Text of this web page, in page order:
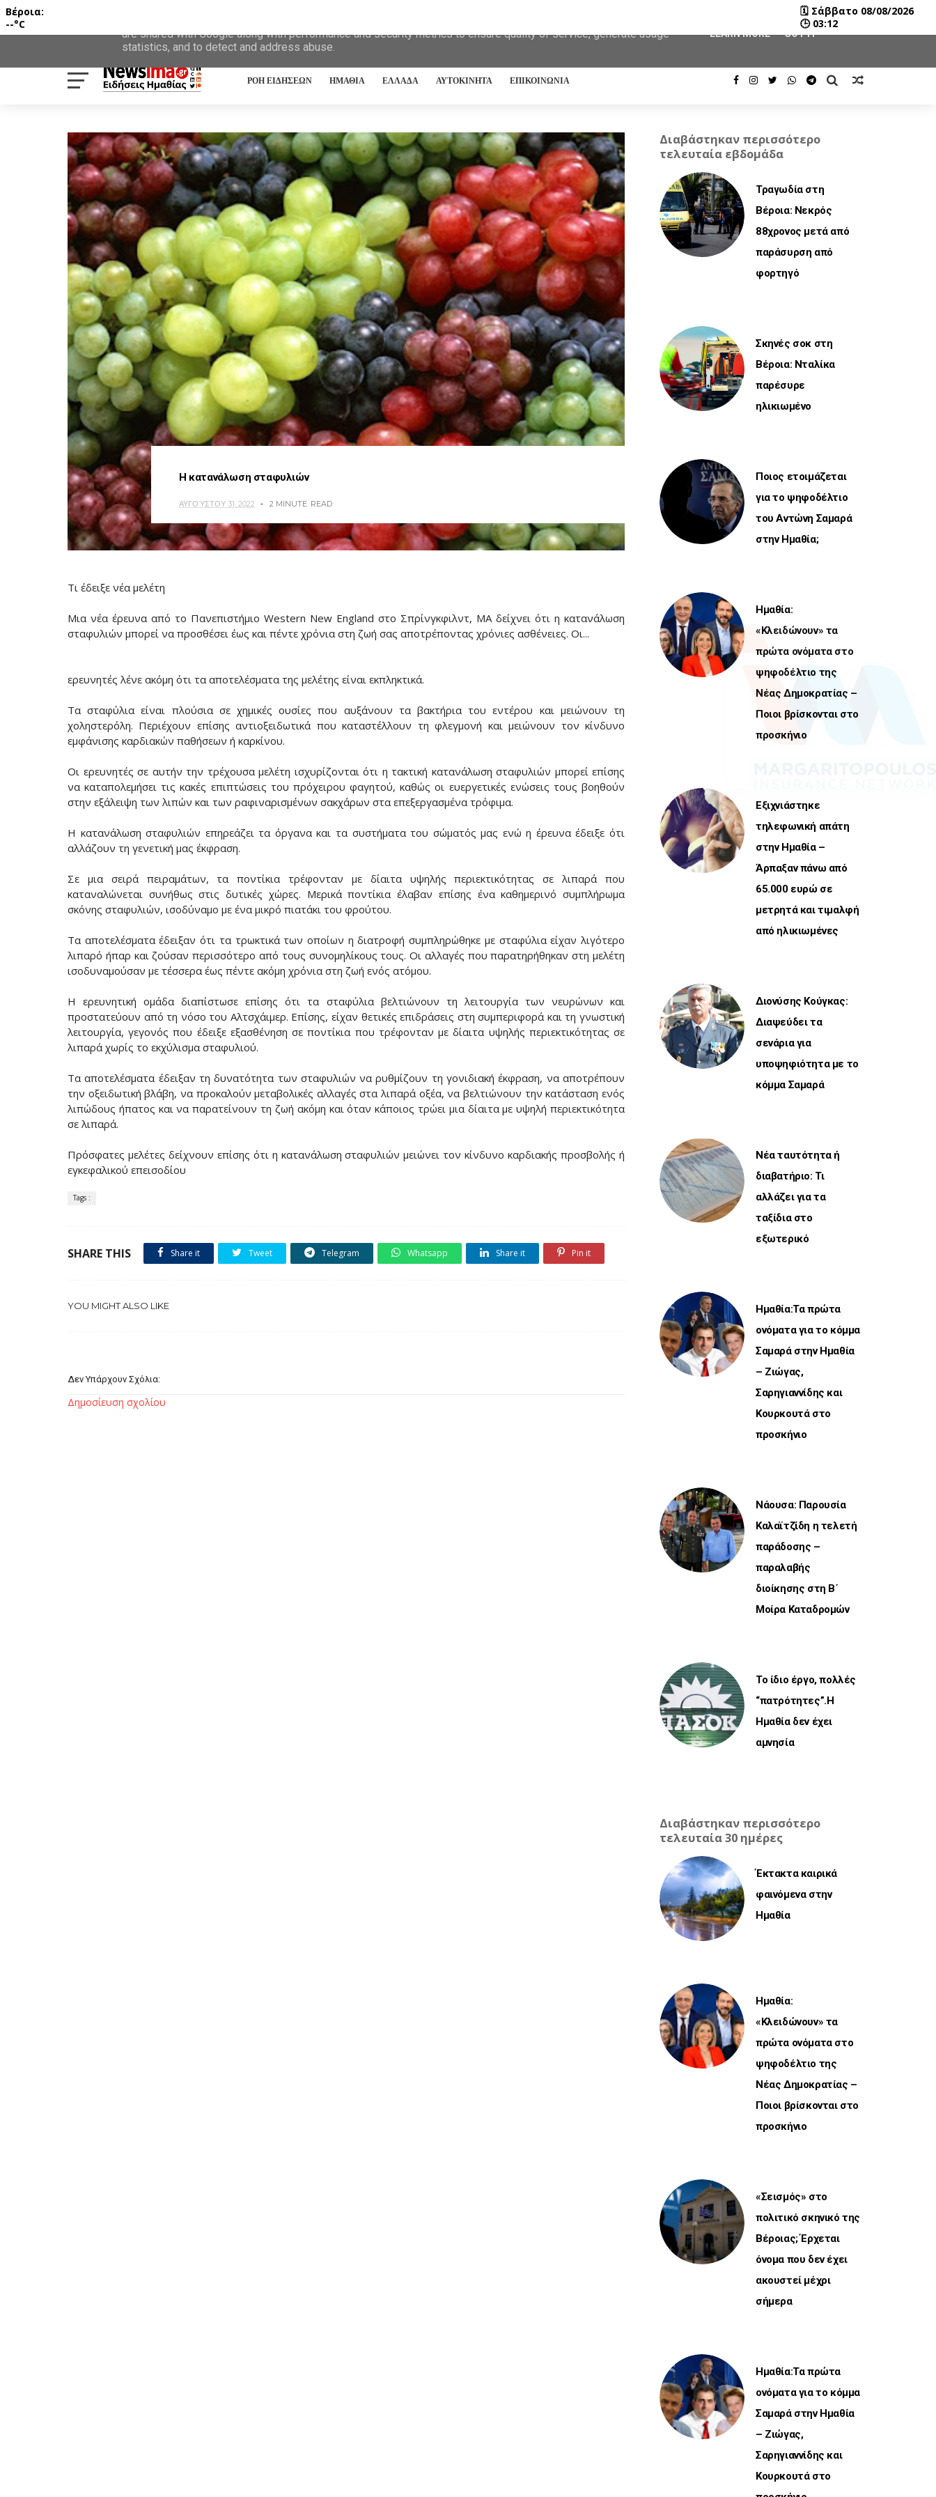
ΡΟΗ ΕΙΔΗΣΕΩΝ ΗΜΑΘΙΑ ΕΛΛΑΔΑ ΑΥΤΟΚΙΝΗΤΑ ΕΠΙΚΟΙΝΩΝΙΑ
Η κατανάλωση σταφυλιών
ΑΥΓΟΎΣΤΟΥ 31, 2022 2 MINUTE READ
Τι έδειξε νέα μελέτη
Μια νέα έρευνα από το Πανεπιστήμιο Western New England στο Σπρίνγκφιλντ, MA δείχνει ότι η κατανάλωση
σταφυλιών μπορεί να προσθέσει έως και πέντε χρόνια στη ζωή σας αποτρέποντας χρόνιες ασθένειες. Οι...
ερευνητές λένε ακόμη ότι τα αποτελέσματα της μελέτης είναι εκπληκτικά.
Τα σταφύλια είναι πλούσια σε χημικές ουσίες που αυξάνουν τα βακτήρια του εντέρου και μειώνουν τη
χοληστερόλη. Περιέχουν επίσης αντιοξειδωτικά που καταστέλλουν τη φλεγμονή και μειώνουν τον κίνδυνο
εμφάνισης καρδιακών παθήσεων ή καρκίνου.
Οι ερευνητές σε αυτήν την τρέχουσα μελέτη ισχυρίζονται ότι η τακτική κατανάλωση σταφυλιών μπορεί επίσης
να καταπολεμήσει τις κακές επιπτώσεις του πρόχειρου φαγητού, καθώς οι ευεργετικές ενώσεις τους βοηθούν
στην εξάλειψη των λιπών και των ραφιναρισμένων σακχάρων στα επεξεργασμένα τρόφιμα.
Η κατανάλωση σταφυλιών επηρεάζει τα όργανα και τα συστήματα του σώματός μας ενώ η έρευνα έδειξε ότι
αλλάζουν τη γενετική μας έκφραση.
Σε μια σειρά πειραμάτων, τα ποντίκια τρέφονταν με δίαιτα υψηλής περιεκτικότητας σε λιπαρά που
καταναλώνεται συνήθως στις δυτικές χώρες. Μερικά ποντίκια έλαβαν επίσης ένα καθημερινό συμπλήρωμα
σκόνης σταφυλιών, ισοδύναμο με ένα μικρό πιατάκι του φρούτου.
Τα αποτελέσματα έδειξαν ότι τα τρωκτικά των οποίων η διατροφή συμπληρώθηκε με σταφύλια είχαν λιγότερο
λιπαρό ήπαρ και ζούσαν περισσότερο από τους συνομηλίκους τους. Οι αλλαγές που παρατηρήθηκαν στη μελέτη
ισοδυναμούσαν με τέσσερα έως πέντε ακόμη χρόνια στη ζωή ενός ατόμου.
Η ερευνητική ομάδα διαπίστωσε επίσης ότι τα σταφύλια βελτιώνουν τη λειτουργία των νευρώνων και
προστατεύουν από τη νόσο του Αλτσχάιμερ. Επίσης, είχαν θετικές επιδράσεις στη συμπεριφορά και τη γνωστική
λειτουργία, γεγονός που έδειξε εξασθένηση σε ποντίκια που τρέφονταν με δίαιτα υψηλής περιεκτικότητας σε
λιπαρά χωρίς το εκχύλισμα σταφυλιού.
Τα αποτελέσματα έδειξαν τη δυνατότητα των σταφυλιών να ρυθμίζουν τη γονιδιακή έκφραση, να αποτρέπουν
την οξειδωτική βλάβη, να προκαλούν μεταβολικές αλλαγές στα λιπαρά οξέα, να βελτιώνουν την κατάσταση ενός
λιπώδους ήπατος και να παρατείνουν τη ζωή ακόμη και όταν κάποιος τρώει μια δίαιτα με υψηλή περιεκτικότητα
σε λιπαρά.
Πρόσφατες μελέτες δείχνουν επίσης ότι η κατανάλωση σταφυλιών μειώνει τον κίνδυνο καρδιακής προσβολής ή
εγκεφαλικού επεισοδίου
Tags :
SHARE THIS Share it Tweet Telegram Whatsapp Share it Pin it
YOU MIGHT ALSO LIKE
Δεν Υπάρχουν Σχόλια:
Δημοσίευση σχολίου
Διαβάστηκαν περισσότερο
τελευταία εβδομάδα
Τραγωδία στη
Βέροια: Νεκρός
88χρονος μετά από
παράσυρση από
φορτηγό
Σκηνές σοκ στη
Βέροια: Νταλίκα
παρέσυρε
ηλικιωμένο
Ποιος ετοιμάζεται
για το ψηφοδέλτιο
του Αντώνη Σαμαρά
στην Ημαθία;
Ημαθία:
«Κλειδώνουν» τα
πρώτα ονόματα στο
ψηφοδέλτιο της
Νέας Δημοκρατίας –
Ποιοι βρίσκονται στο
προσκήνιο
Εξιχνιάστηκε
τηλεφωνική απάτη
στην Ημαθία –
Άρπαξαν πάνω από
65.000 ευρώ σε
μετρητά και τιμαλφή
από ηλικιωμένες
Διονύσης Κούγκας:
Διαψεύδει τα
σενάρια για
υποψηφιότητα με το
κόμμα Σαμαρά
Νέα ταυτότητα ή
διαβατήριο: Τι
αλλάζει για τα
ταξίδια στο
εξωτερικό
Ημαθία:Τα πρώτα
ονόματα για το κόμμα
Σαμαρά στην Ημαθία
– Ζιώγας,
Σαρηγιαννίδης και
Κουρκουτά στο
προσκήνιο
Νάουσα: Παρουσία
Καλαϊτζίδη η τελετή
παράδοσης –
παραλαβής
διοίκησης στη Β΄
Μοίρα Καταδρομών
Το ίδιο έργο, πολλές
“πατρότητες”.Η
Ημαθία δεν έχει
αμνησία
Διαβάστηκαν περισσότερο
τελευταία 30 ημέρες
Έκτακτα καιρικά
φαινόμενα στην
Ημαθία
Ημαθία:
«Κλειδώνουν» τα
πρώτα ονόματα στο
ψηφοδέλτιο της
Νέας Δημοκρατίας –
Ποιοι βρίσκονται στο
προσκήνιο
«Σεισμός» στο
πολιτικό σκηνικό της
Βέροιας; Έρχεται
όνομα που δεν έχει
ακουστεί μέχρι
σήμερα
Ημαθία:Τα πρώτα
ονόματα για το κόμμα
Σαμαρά στην Ημαθία
– Ζιώγας,
Σαρηγιαννίδης και
Κουρκουτά στο
Βέροια:
--°C
🗓 Σάββατο 08/08/2026
🕒 03:12
are shared with Google along with performance and security metrics to ensure quality of service, generate usage
statistics, and to detect and address abuse.
LEARN MORE GOT IT